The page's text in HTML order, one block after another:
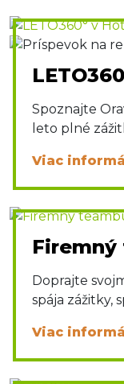
Spoznajte
leto plné
Viac
Doprajte
spája zážitky,
Viac